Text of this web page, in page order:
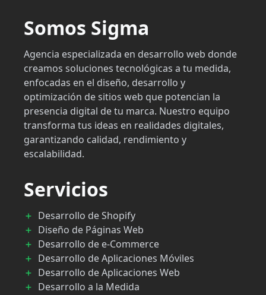
Somos Sigma
Agencia especializada en desarrollo web donde
creamos soluciones tecnológicas a tu medida,
enfocadas en el diseño, desarrollo y
optimización de sitios web que potencian la
presencia digital de tu marca. Nuestro equipo
transforma tus ideas en realidades digitales,
garantizando calidad, rendimiento y
escalabilidad.
Servicios
Desarrollo de Shopify
Diseño de Páginas Web
Desarrollo de e-Commerce
Desarrollo de Aplicaciones Móviles
Desarrollo de Aplicaciones Web
Desarrollo a la Medida